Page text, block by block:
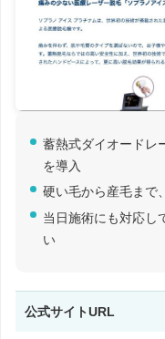
蓄熱式ダイオードレ
を導入
硬い毛から産毛まで
当日施術にも対応し
い
公式サイトURL